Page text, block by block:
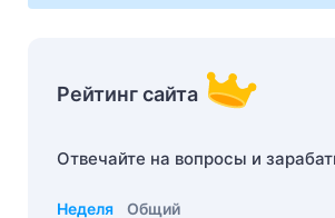
Рейтинг сайта
Отвечайте на вопросы и
Неделя Общий